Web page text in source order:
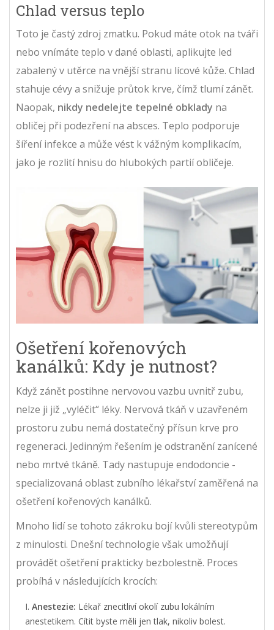
Chlad versus teplo
Toto je častý zdroj zmatku. Pokud máte otok na tváři
nebo vnímáte teplo v dané oblasti, aplikujte led
zabalený v utěrce na vnější stranu lícové kůže. Chlad
stahuje cévy a snižuje průtok krve, čímž tlumí zánět.
Naopak, nikdy nedelejte tepelné obklady na
obličej při podezření na absces. Teplo podporuje
šíření infekce a může vést k vážným komplikacím,
jako je rozlití hnisu do hlubokých partií obličeje.
Ošetření kořenových
kanálků: Kdy je nutnost?
Když zánět postihne nervovou vazbu uvnitř zubu,
nelze ji již „vyléčit“ léky. Nervová tkáň v uzavřeném
prostoru zubu nemá dostatečný přísun krve pro
regeneraci. Jedinným řešením je odstranění zanícené
nebo mrtvé tkáně. Tady nastupuje endodoncie -
specializovaná oblast zubního lékařství zaměřená na
ošetření kořenových kanálků.
Mnoho lidí se tohoto zákroku bojí kvůli stereotypům
z minulosti. Dnešní technologie však umožňují
provádět ošetření prakticky bezbolestně. Proces
probíhá v následujících krocích:
Anestezie: Lékař znecitliví okolí zubu lokálním
anestetikem. Cítit byste měli jen tlak, nikoliv bolest.